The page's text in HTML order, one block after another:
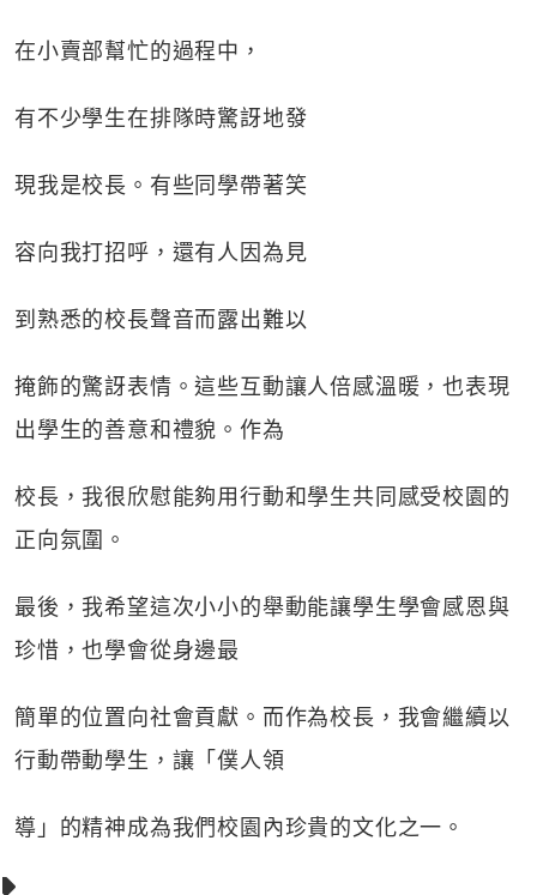
在小賣部幫忙的過程中，
有不少學生在排隊時驚訝地發
現我是校長。有些同學帶著笑
容向我打招呼，還有人因為見
到熟悉的校長聲音而露出難以
掩飾的驚訝表情。這些互動讓人倍感溫暖，也表現
出學生的善意和禮貌。作為
校長，我很欣慰能夠用行動和學生共同感受校園的
正向氛圍。
最後，我希望這次小小的舉動能讓學生學會感恩與
珍惜，也學會從身邊最
簡單的位置向社會貢獻。而作為校長，我會繼續以
行動帶動學生，讓「僕人領
導」的精神成為我們校園內珍貴的文化之一。